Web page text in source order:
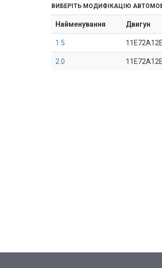
ВИБЕРІТЬ МОДИФІКАЦІЮ
Найменування Двигун
1.5
2.0